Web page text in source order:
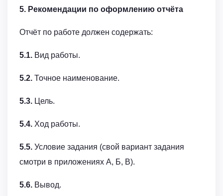
5. Рекомендации по оформлению отчёта
Отчёт по работе должен содержать:
5.1. Вид работы.
5.2. Точное наименование.
5.3. Цель.
5.4. Ход работы.
5.5. Условие задания (свой вариант задания
смотри в приложениях А, Б, В).
5.6. Вывод.